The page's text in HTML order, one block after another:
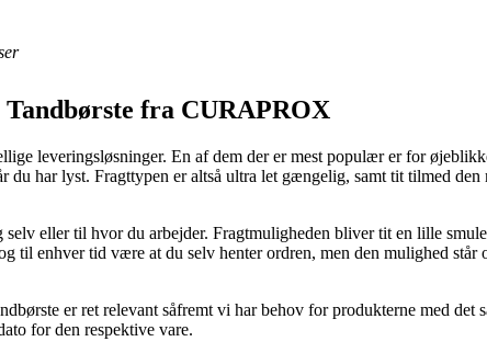
fra CURAPROX
leveringsløsninger. En af dem der er mest populær er for
du har lyst. Fragttypen er altså ultra let gængelig, samt tit tilmed
eller til hvor du arbejder. Fragtmuligheden bliver tit en lille
til enhver tid være at du selv henter ordren, men den mulighed står
er ret relevant såfremt vi har behov for produkterne med det
for den respektive vare.